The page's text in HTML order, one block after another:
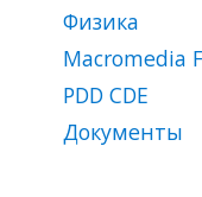
Физика
Macromedia
PDD CDЕ
Документы